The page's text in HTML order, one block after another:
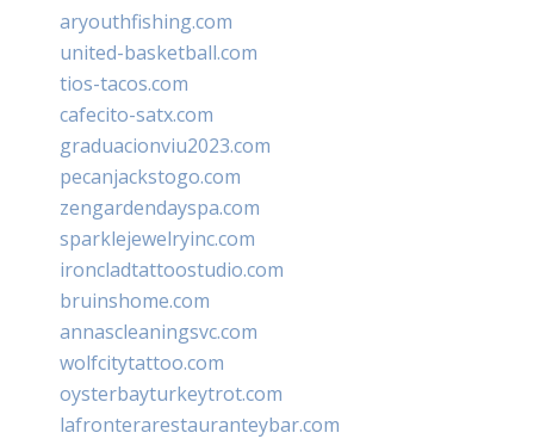
aryouthfishing.com
united-basketball.com
tios-tacos.com
cafecito-satx.com
graduacionviu2023.com
pecanjackstogo.com
zengardendayspa.com
sparklejewelryinc.com
ironcladtattoostudio.com
bruinshome.com
annascleaningsvc.com
wolfcitytattoo.com
oysterbayturkeytrot.com
lafronterarestauranteybar.com